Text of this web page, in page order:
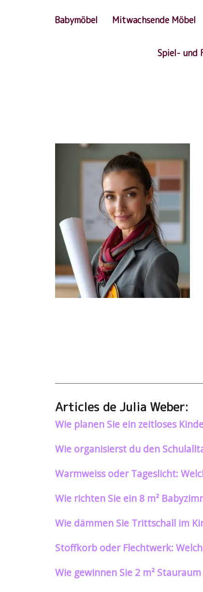
Mitwachsende Möbel
Babymöbel
Spiel- und
Articles de Julia Weber:
Wie planen Sie ein zeitloses
Wie organisierst du den
Warmweiss oder Tageslicht:
Wie richten Sie ein 8 m²
Wie dämmen Sie Trittschall im
Stoffkorb oder Flechtwerk:
Wie gewinnen Sie 2 m²